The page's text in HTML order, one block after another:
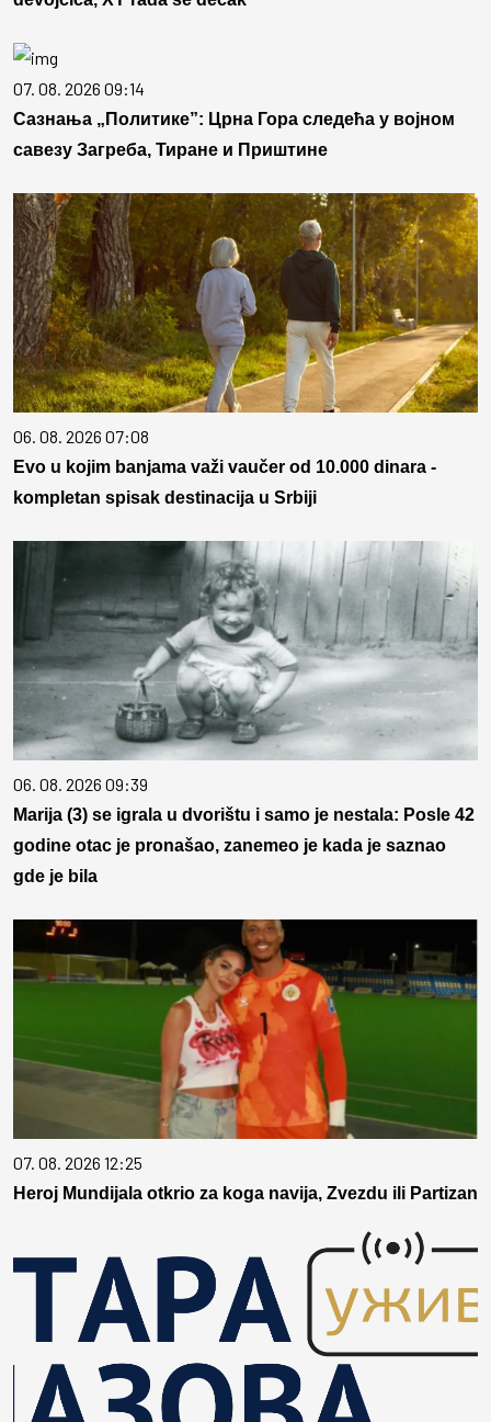
07. 08. 2026 09:14
Сазнања „Политике”: Црна Гора следећа у војном
савезу Загреба, Тиране и Приштине
06. 08. 2026 07:08
Evo u kojim banjama važi vaučer od 10.000 dinara -
kompletan spisak destinacija u Srbiji
06. 08. 2026 09:39
Marija (3) se igrala u dvorištu i samo je nestala: Posle 42
godine otac je pronašao, zanemeo je kada je saznao
gde je bila
07. 08. 2026 12:25
Heroj Mundijala otkrio za koga navija, Zvezdu ili Partizan